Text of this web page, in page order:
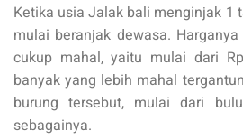
Ketika usia Jalak bali menginjak 1
mulai beranjak dewasa.
cukup mahal, yaitu mulai dari
banyak yang lebih mahal
burung tersebut, mulai dari
sebagainya.